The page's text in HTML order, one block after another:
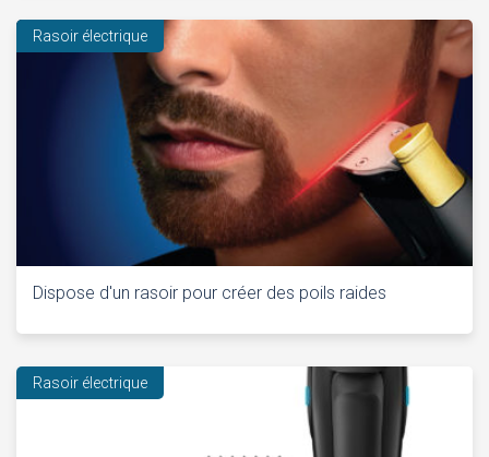
Rasoir électrique
Dispose d'un rasoir pour créer des poils raides
Rasoir électrique